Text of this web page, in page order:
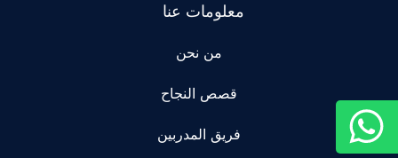
معلومات عنا
من نحن
قصص النجاح
فريق المدربين